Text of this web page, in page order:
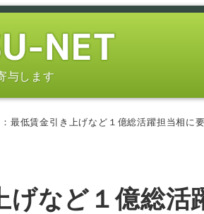
与します
最低賃金引き上げなど１億総活躍担当相に
げなど１億総活